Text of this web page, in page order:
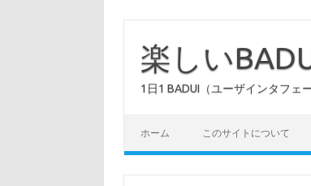
楽しい
1日1 BADUI（ユーザインタフェ
ホーム このサイトについて